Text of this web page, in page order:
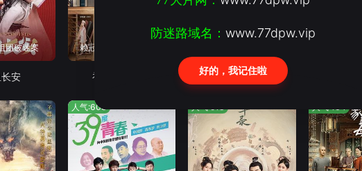
团破迷案
安
赖冠霖赵今麦半糖初恋
初恋那件小事 大学生士兵的故事
归亚蕾何
人气:608
防迷路域名： www.77dpw.vip
好的，我记住啦